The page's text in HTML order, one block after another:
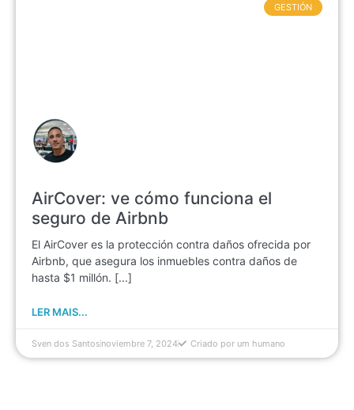
AirCover: ve cómo funciona el
seguro de Airbnb
El AirCover es la protección contra daños ofrecida por
Airbnb, que asegura los inmuebles contra daños de
hasta $1 millón. [...]
LER MAIS...
GESTIÓN
Sven dos Santos noviembre 7, 2024 Criado por um humano